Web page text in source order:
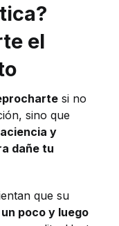
el
si no
sino que
y
dañe tu
que su
poco y luego